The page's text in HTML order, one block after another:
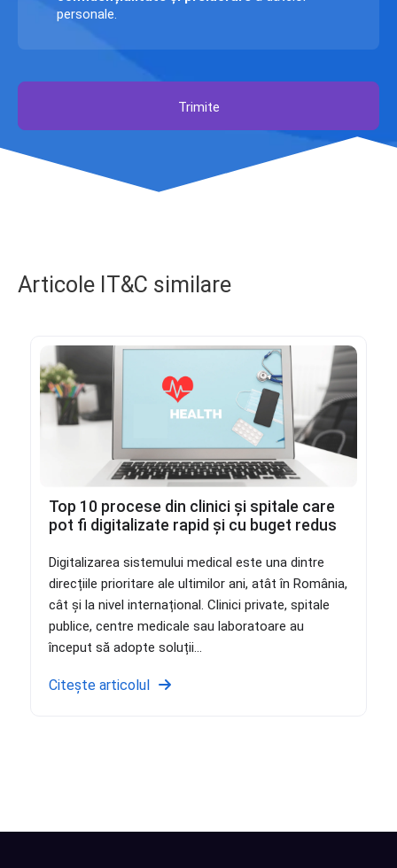
personale.
Trimite
Articole IT&C similare
Top 10 procese din clinici și spitale care
pot fi digitalizate rapid și cu buget redus
Digitalizarea sistemului medical este una dintre
direcțiile prioritare ale ultimilor ani, atât în România,
cât și la nivel internațional. Clinici private, spitale
publice, centre medicale sau laboratoare au
început să adopte soluții...
Citește articolul